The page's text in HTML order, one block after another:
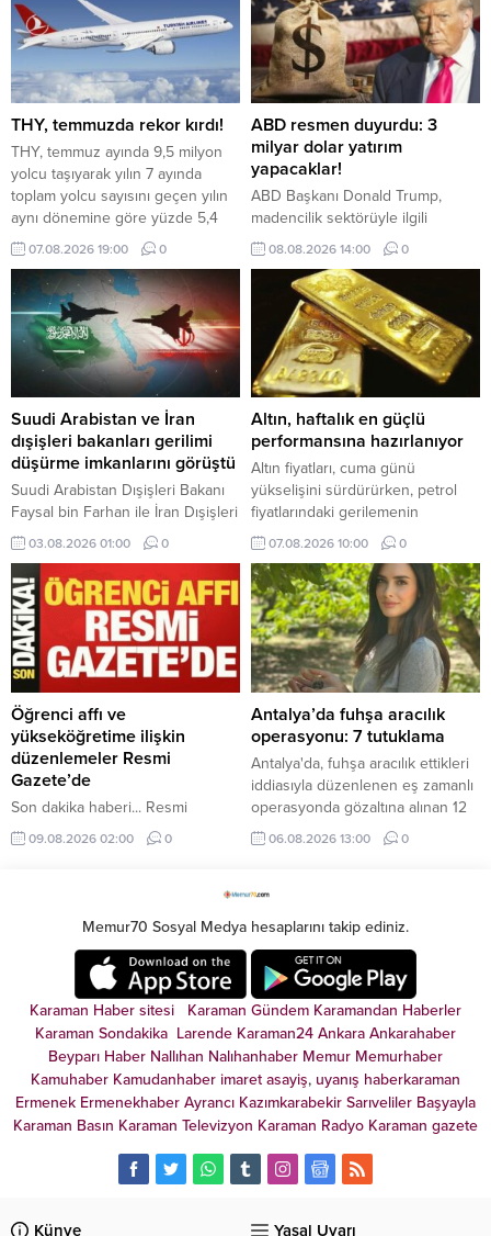
THY, temmuzda rekor kırdı!
THY, temmuz ayında 9,5 milyon
yolcu taşıyarak yılın 7 ayında
toplam yolcu sayısını geçen yılın
aynı dönemine göre yüzde 5,4
artırarak 54 milyona çıkardı.
Şirket, tarihinin en yüksek
temmuz ayı doluluk oranı olan
yüzde 86,5'e ulaştı.
07.08.2026 19:00 0
ABD resmen duyurdu: 3
milyar dolar yatırım
yapacaklar!
ABD Başkanı Donald Trump,
madencilik sektörüyle ilgili
projelere toplam değeri 3 milyar
doları bulan yatırım yapılacağını
bildirdi.
08.08.2026 14:00 0
Suudi Arabistan ve İran
dışişleri bakanları gerilimi
düşürme imkanlarını görüştü
Suudi Arabistan Dışişleri Bakanı
Faysal bin Farhan ile İran Dışişleri
Bakanı Abbas Erakçi, bölgedeki
gerilimi azaltmaya yönelik
diplomatik çabaları ele aldı.
03.08.2026 01:00 0
Altın, haftalık en güçlü
performansına hazırlanıyor
Altın fiyatları, cuma günü
yükselişini sürdürürken, petrol
fiyatlarındaki gerilemenin
sağladığı destekle ocak ayından
bu yana en güçlü haftalık
performansını sergilemeye
hazırlanıyor. Gram altın 6 bin 574
liradan işlem görüyor.
07.08.2026 10:00 0
Öğrenci affı ve
yükseköğretime ilişkin
düzenlemeler Resmi
Gazete’de
Son dakika haberi... Resmi
Gazete'de yer alan karara göre
öğrenci affından yararlanmak
başvurabilecek.
09.08.2026 02:00 0
Antalya’da fuhşa aracılık
operasyonu: 7 tutuklama
Antalya'da, fuhşa aracılık ettikleri
iddiasıyla düzenlenen eş zamanlı
operasyonda gözaltına alınan 12
şüpheliden 7’si tutuklandı, 4’ü adli
kontrol şartıyla, 1'i savcılıktan
06.08.2026 13:00 0
Memur70 Sosyal Medya hesaplarını takip ediniz.
Karaman Haber sitesi Karaman Gündem Karamandan Haberler
Karaman Sondakika Larende Karaman24 Ankara Ankarahaber
Beyparı Haber Nallıhan Nalıhanhaber Memur Memurhaber
Kamuhaber Kamudanhaber imaret asayiş, uyanış haberkaraman
Ermenek Ermenekhaber Ayrancı Kazımkarabekir Sarıveliler Başyayla
Karaman Basın Karaman Televizyon Karaman Radyo Karaman gazete
Künye Yasal Uyarı